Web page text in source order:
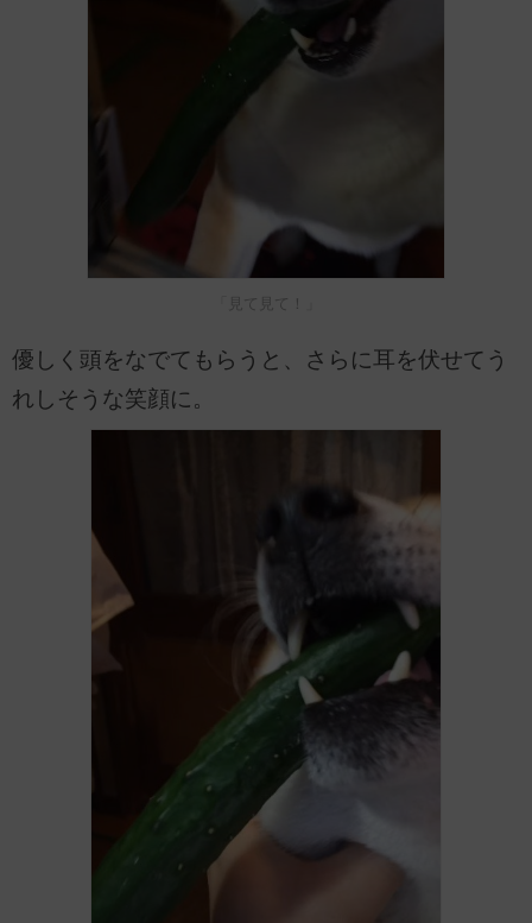
「見て見て！」
優しく頭をなでてもらうと、さらに耳を伏せてう
れしそうな笑顔に。